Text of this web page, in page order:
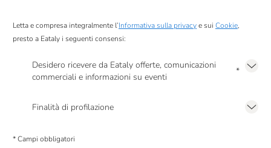
Letta e compresa integralmente l’Informativa sulla privacye sui Cookie,
presto a Eataly i seguenti consensi:
Desidero ricevere da Eataly offerte, comunicazioni
commerciali e informazioni su eventi
*
Finalità di profilazione
comunicazioni commerciali personalizzate, in caso di consenso prestato ai
* Campi obbligatori